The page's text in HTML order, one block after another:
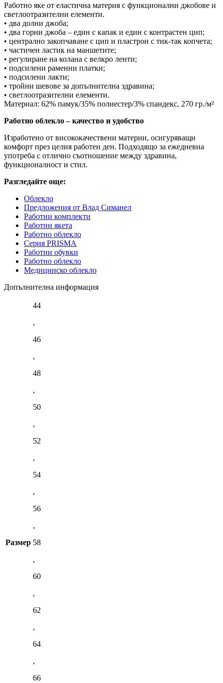
Работно яке от еластична материя с функционални джобове и
светлоотразителни елементи.
• два долни джоба;
• два горни джоба – един с капак и един с контрастен цип;
• централно закопчаване с цип и пластрон с тик-так копчета;
• частичен ластик на маншетите;
• регулиране на колана с велкро ленти;
• подсилени раменни платки;
• подсилени лакти;
• тройни шевове за допълнителна здравина;
• светлоотразителни елементи.
Материал: 62% памук/35% полиестер/3% спандекс, 270 гр./м²
Работно облекло – качество и удобство
Изработено от висококачествени материи, осигуряващи
комфорт през целия работен ден. Подходящо за ежедневна
употреба с отлично съотношение между здравина,
функционалност и стил.
Разгледайте още:
Облекло
Предложения от Влад Симанел
Работни комплекти
Работни якета
Работно облекло
Серия PRISMA
Работни обувки
Работно облекло
Медицинско облекло
Допълнителна информация
Размер
44
,
46
,
48
,
50
,
52
,
54
,
56
,
58
,
60
,
62
,
64
,
66